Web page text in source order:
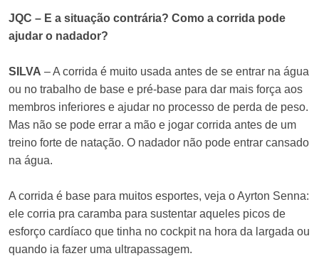
JQC – E a situação contrária? Como a corrida pode
ajudar o nadador?
SILVA – A corrida é muito usada antes de se entrar na água
ou no trabalho de base e pré-base para dar mais força aos
membros inferiores e ajudar no processo de perda de peso.
Mas não se pode errar a mão e jogar corrida antes de um
treino forte de natação. O nadador não pode entrar cansado
na água.
A corrida é base para muitos esportes, veja o Ayrton Senna:
ele corria pra caramba para sustentar aqueles picos de
esforço cardíaco que tinha no cockpit na hora da largada ou
quando ia fazer uma ultrapassagem.